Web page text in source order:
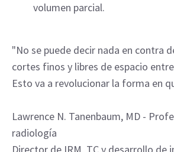
volumen parcial.
"No se puede decir nada en contra
cortes finos y libres de espacio
Esto va a revolucionar la forma en
Lawrence N. Tanenbaum, MD -
radiología